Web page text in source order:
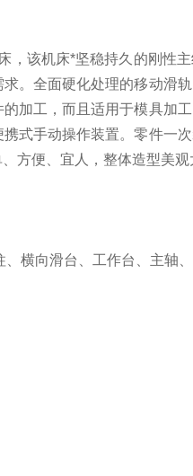
该机床*坚稳持久的刚性
。全面硬化处理的移动滑
加工，而且适用于模具加
式手动操作装置。零件一
方便、宜人，整体造型美观
横向滑台、工作台、主轴